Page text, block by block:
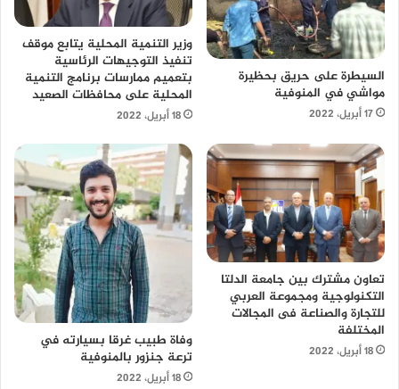
السيطرة على حريق بحظيرة
مواشي في المنوفية
17 أبريل، 2022
وزير التنمية المحلية يتابع موقف
تنفيذ التوجيهات الرئاسية
بتعميم ممارسات برنامج التنمية
المحلية على محافظات الصعيد
18 أبريل، 2022
تعاون مشترك بين جامعة الدلتا
التكنولوجية ومجموعة العربي
للتجارة والصناعة فى المجالات
المختلفة
18 أبريل، 2022
وفاة طبيب غرقا بسيارته في
ترعة جنزور بالمنوفية
18 أبريل، 2022